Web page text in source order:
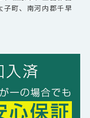
町、南河内郡千早